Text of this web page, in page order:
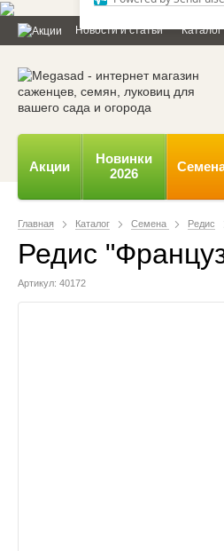
робочий
Powered by SendPulse
Новости и статьи Каталог
Акции
Новинки
2026
Главная Каталог Семена Редис
Редис
Артикул: 40172